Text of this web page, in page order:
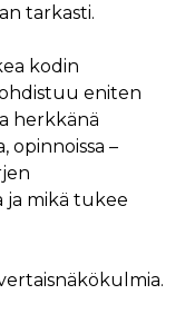
tarkasti.
kodin
eniten
herkkänä
opinnoissa –
mikä tukee